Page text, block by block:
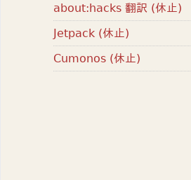
about:hacks 翻訳 (休止)
Jetpack (休止)
Cumonos (休止)